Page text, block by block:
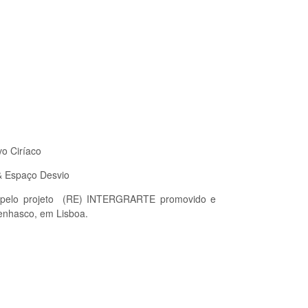
Ciríaco
Espaço Desvio
projeto (RE) INTERGRARTE promovido e
em Lisboa.